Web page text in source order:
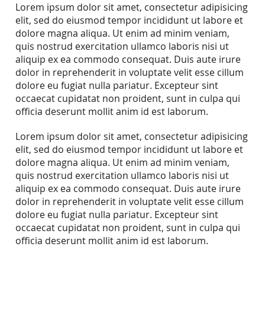
Lorem ipsum dolor sit amet, consectetur adipisicing
elit, sed do eiusmod tempor incididunt ut labore et
dolore magna aliqua. Ut enim ad minim veniam,
quis nostrud exercitation ullamco laboris nisi ut
aliquip ex ea commodo consequat. Duis aute irure
dolor in reprehenderit in voluptate velit esse cillum
dolore eu fugiat nulla pariatur. Excepteur sint
occaecat cupidatat non proident, sunt in culpa qui
officia deserunt mollit anim id est laborum.
Lorem ipsum dolor sit amet, consectetur adipisicing
elit, sed do eiusmod tempor incididunt ut labore et
dolore magna aliqua. Ut enim ad minim veniam,
quis nostrud exercitation ullamco laboris nisi ut
aliquip ex ea commodo consequat. Duis aute irure
dolor in reprehenderit in voluptate velit esse cillum
dolore eu fugiat nulla pariatur. Excepteur sint
occaecat cupidatat non proident, sunt in culpa qui
officia deserunt mollit anim id est laborum.